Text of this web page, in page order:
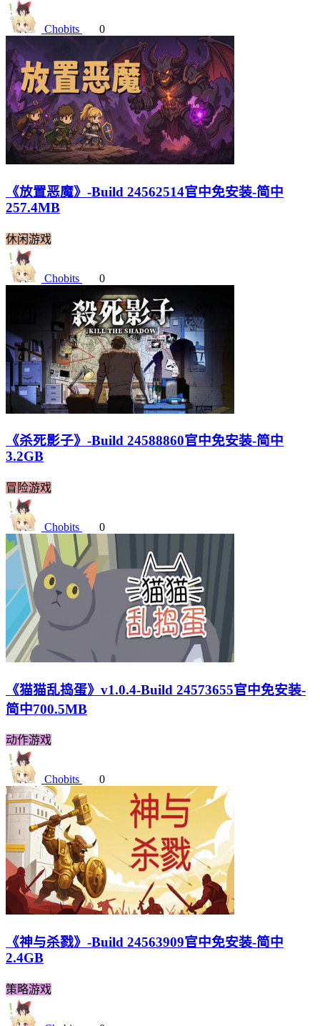
Chobits 0
《放置恶魔》-Build 24562514官中免安装-简中
257.4MB
休闲游戏
Chobits 0
《杀死影子》-Build 24588860官中免安装-简中
3.2GB
冒险游戏
Chobits 0
《猫猫乱捣蛋》v1.0.4-Build 24573655官中免安装-
简中700.5MB
动作游戏
Chobits 0
《神与杀戮》-Build 24563909官中免安装-简中
2.4GB
策略游戏